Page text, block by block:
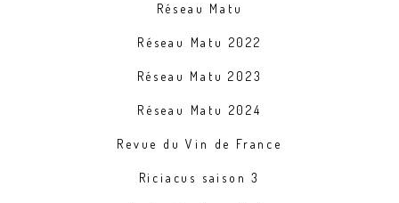
Réseau Matu
Réseau Matu 2022
Réseau Matu 2023
Réseau Matu 2024
Revue du Vin de France
Riciacus saison 3